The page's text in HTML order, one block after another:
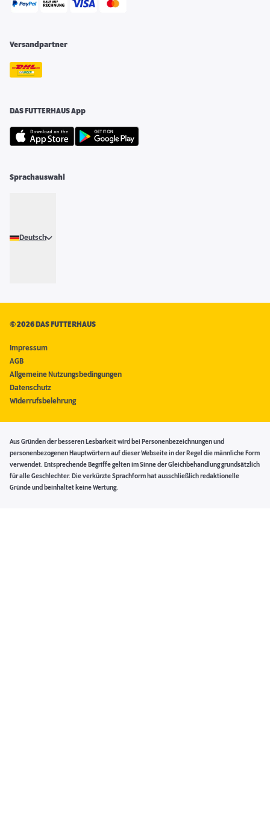
Versandpartner
DAS FUTTERHAUS App
Sprachauswahl
Deutsch
©2026 DAS FUTTERHAUS
Impressum
AGB
Allgemeine Nutzungsbedingungen
Datenschutz
Widerrufsbelehrung
Aus Gründen der besseren Lesbarkeit wird bei Personenbezeichnungen und
personenbezogenen Hauptwörtern auf dieser Webseite in der Regel die männliche Form
verwendet. Entsprechende Begriffe gelten im Sinne der Gleichbehandlung grundsätzlich
für alle Geschlechter. Die verkürzte Sprachform hat ausschließlich redaktionelle
Gründe und beinhaltet keine Wertung.